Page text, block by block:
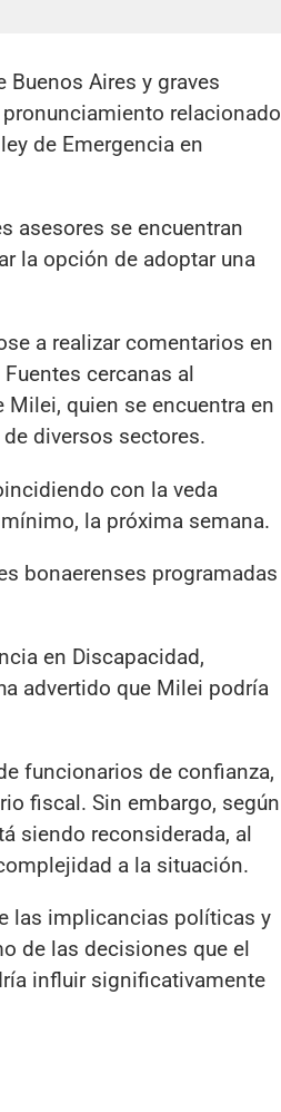
Aires y graves
relacionado
de Emergencia en
asesores se encuentran
la opción de adoptar una
a realizar comentarios en
cercanas al
quien se encuentra en
diversos sectores.
con la veda
la próxima semana.
bonaerenses programadas
en Discapacidad,
advertido que Milei podría
funcionarios de confianza,
fiscal. Sin embargo, según
siendo reconsiderada, al
a la situación.
las implicancias políticas y
de las decisiones que el
influir significativamente